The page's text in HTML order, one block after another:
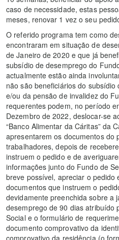
caso de necessidade, estas
meses, renovar 1 vez o seu
O referido programa tem como
encontraram em situação de
de Janeiro de 2020 e que já
subsídio de desemprego do
actualmente estão ainda
não são beneficiários do
e/ou da pensão de invalidez do
requerentes podem, no período
Dezembro de 2022, deslocar-se
“Banco Alimentar da Cáritas” da
apresentarem os documentos do
trabalhadores, depois de
instruem o pedido e de
informações junto do Fundo de
breve possível, apreciar o pedido
documentos que instruem o
devidamente preenchida sobre a
desemprego de 90 dias atribuído
Social e o formulário de
documento comprovativo da
comprovativo da residência (o